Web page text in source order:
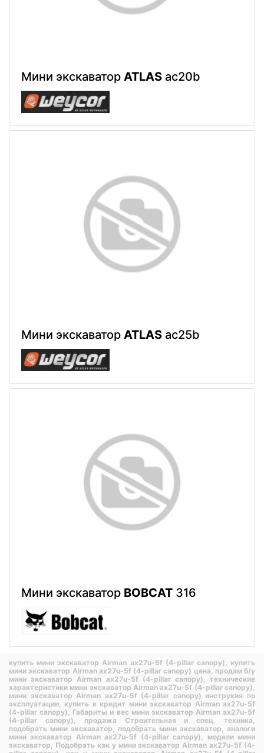
Мини экскаватор ATLAS ac20b
Мини экскаватор ATLAS ac25b
Мини экскаватор BOBCAT 316
купить мини экскаватор Airman ax27u-5f (4-pillar canopy), купить
мини экскаватор Airman ax27u-5f (4-pillar canopy) цена, продам б/у
мини экскаватор Airman ax27u-5f (4-pillar canopy), технические
характеристики мини экскаватор Airman ax27u-5f (4-pillar canopy),
мини экскаватор Airman ax27u-5f (4-pillar canopy) инструкия по
эксплуатации, купить в кредит мини экскаватор Airman ax27u-5f
(4-pillar canopy), Габариты и вес мини экскаватор Airman ax27u-5f
(4-pillar canopy), продажа Строительная и спец. техника,
подобрать мини экскаватор, подобрать мини экскаватор, аналоги
мини экскаватор Airman ax27u-5f (4-pillar canopy), модели мини
экскаватор, Подобрать как у мини экскаватор Airman ax27u-5f (4-